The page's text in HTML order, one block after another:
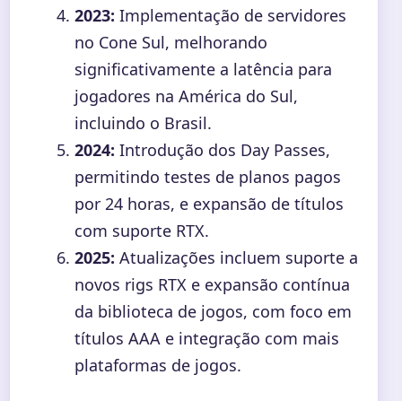
2023: Implementação de servidores
no Cone Sul, melhorando
significativamente a latência para
jogadores na América do Sul,
incluindo o Brasil.
2024: Introdução dos Day Passes,
permitindo testes de planos pagos
por 24 horas, e expansão de títulos
com suporte RTX.
2025: Atualizações incluem suporte a
novos rigs RTX e expansão contínua
da biblioteca de jogos, com foco em
títulos AAA e integração com mais
plataformas de jogos.